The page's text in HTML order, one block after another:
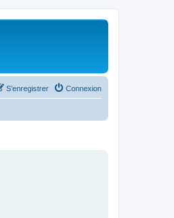
Connexion
S’enregistrer